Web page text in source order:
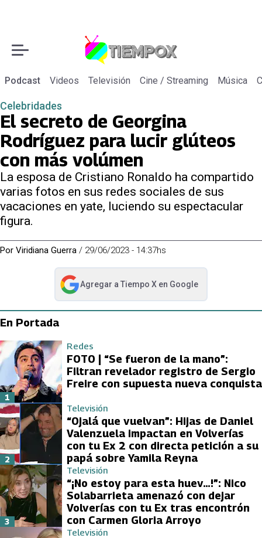
Podcast Videos Televisión Cine / Streaming Música
Celebridades
El secreto de Georgina
Rodríguez para lucir glúteos
con más volúmen
La esposa de Cristiano Ronaldo ha compartido
varias fotos en sus redes sociales de sus
vacaciones en yate, luciendo su espectacular
figura.
Por Viridiana Guerra / 29/06/2023 - 14:37hs
Agregar a Tiempo Xen Google
abre en nueva pestaña
En Portada
Redes
FOTO | “Se fueron de la mano”:
Filtran revelador registro de Sergio
Freire con supuesta nueva conquista
1
Televisión
“Ojalá que vuelvan”: Hijas de Daniel
Valenzuela impactan en Volverías
con tu Ex 2 con directa petición a su
papá sobre Yamila Reyna
2
Televisión
“¡No estoy para esta huev…!”: Nico
Solabarrieta amenazó con dejar
Volverías con tu Ex tras encontrón
con Carmen Gloria Arroyo
3
Televisión